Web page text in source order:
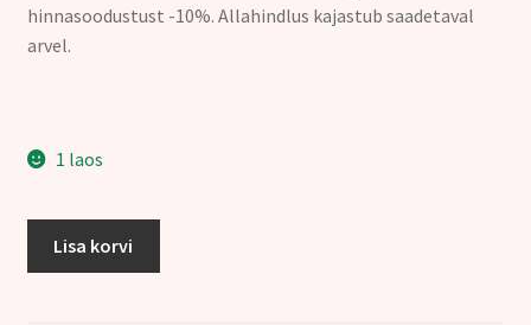
hinnasoodustust -10%. Allahindlus kajastub saadetaval
arvel.
1 laos
Lisa korvi